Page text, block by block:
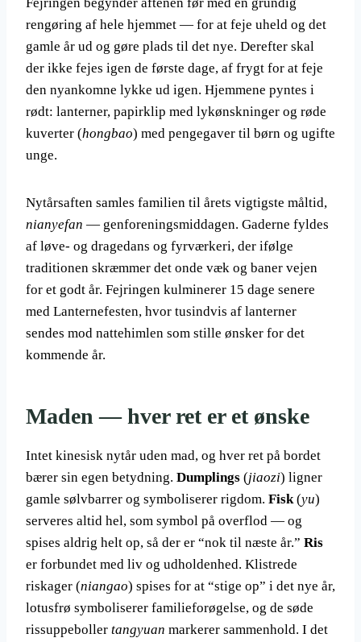
rengøring af hele hjemmet — for at feje uheld og det
gamle år ud og gøre plads til det nye. Derefter skal
der ikke fejes igen de første dage, af frygt for at feje
den nyankomne lykke ud igen. Hjemmene pyntes i
rødt: lanterner, papirklip med lykønskninger og røde
kuverter (hongbao) med pengegaver til børn og ugifte
unge.
Nytårsaften samles familien til årets vigtigste måltid,
nianyefan — genforeningsmiddagen. Gaderne fyldes
af løve- og dragedans og fyrværkeri, der ifølge
traditionen skræmmer det onde væk og baner vejen
for et godt år. Fejringen kulminerer 15 dage senere
med Lanternefesten, hvor tusindvis af lanterner
sendes mod nattehimlen som stille ønsker for det
kommende år.
Maden — hver ret er et ønske
Intet kinesisk nytår uden mad, og hver ret på bordet
bærer sin egen betydning. Dumplings (jiaozi) ligner
gamle sølvbarrer og symboliserer rigdom. Fisk (yu)
serveres altid hel, som symbol på overflod — og
spises aldrig helt op, så der er “nok til næste år.” Ris
er forbundet med liv og udholdenhed. Klistrede
riskager (niangao) spises for at “stige op” i det nye år,
lotusfrø symboliserer familieforøgelse, og de søde
rissuppeboller tangyuan markerer sammenhold. I det